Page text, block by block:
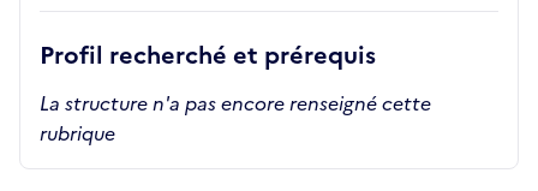
Profil recherché et prérequis
La structure n'a pas encore renseigné cette
rubrique